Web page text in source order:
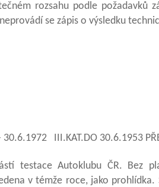
rozsahu podle požadavků
se zápis o výsledku
III.KAT.DO 30.6.1953
testace Autoklubu ČR. Bez
v témže roce, jako prohlídka.